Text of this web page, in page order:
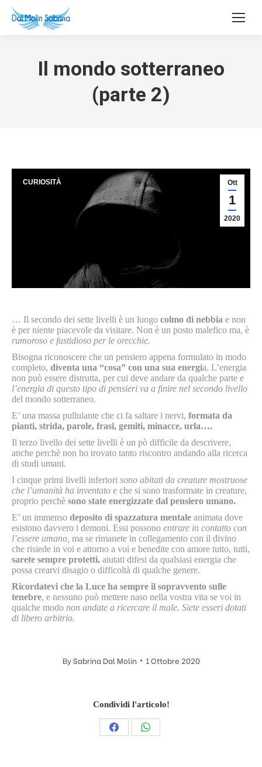
Il mondo sotterraneo
(parte 2)
Ott
1
2020
CURIOSITÀ
… Il secondo dei sette livelli è un luogo colmo di nebbia e non
è per niente piacevole da visitare. Non è un posto malefico ma, è
rumoroso e fastidioso per le orecchie.
Bisogna riconoscere che un pensiero appena formulato in modo
completo, diventa una “cosa” con una sua energia. L’energia
non può essere distrutta, per cui deve andare da qualche parte e
l’energia di questo tipo di pensieri va a finire nel secondo livello
del mondo sotterraneo.
E’ una massa pullulante che ci fa saltare i nervi, formata da
pianti, strida, parole, frasi, gemiti, minacce, urla….
Il terzo livello dei sette livelli è un pò difficile da descrivere,
anche perchè non ho trovato tanto riscontro andando alla ricerca
di studi umani.
I cinque primi livelli inferiori sono abitati da creature mostruose
che l’umanità ha inventato e che si sono trasformate in creature,
proprio perchè sono state energizzate dal pensiero umano.
E’ un immenso deposito di spazzatura mentale animata dove
esistono davvero i demoni. Essi possono entrare in contatto con
l’essere umano, ma se rimanete in collegamento con il divino
che risiede in voi e attorno a voi e benedite con amore tutto, tutti,
sarete sempre protetti, aiutati difesi da qualsiasi energia che
possa crearvi disagio o difficoltà di qualche genere.
Ricordatevi che la Luce ha sempre il sopravvento sulle
tenebre, e nessuno può mettere naso nella vostra vita se voi in
qualche modo non andate a ricercare il male. Siete esseri dotati
di libero arbitrio.
BySabrina Dal Molin 1 Ottobre 2020
Condividi l'articolo!
CondividiCondividi